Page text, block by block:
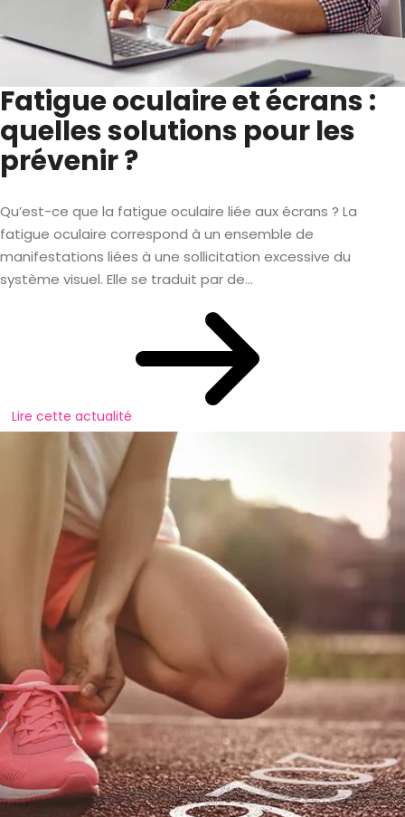
Fatigue oculaire et écrans :
quelles solutions pour les
prévenir ?
Qu’est-ce que la fatigue oculaire liée aux écrans ? La
fatigue oculaire correspond à un ensemble de
manifestations liées à une sollicitation excessive du
système visuel. Elle se traduit par de...
Lire cette actualité